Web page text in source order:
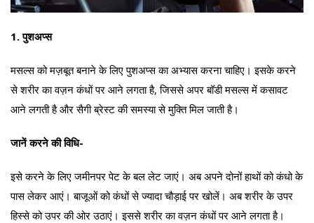
1. पुशअप्स
मसल्स को मज़बूत बनाने के लिए पुशअप्स का अभ्यास करना चाहिए। इसके करने
से शरीर का वज़न कंधों पर आने लगता है, जिससे अपर बॉडी मसल्स में कसावट
आने लगती है और सैगी ब्रेस्ट की समस्या से मुक्ति मिल जाती है।
जानें करने की विधि-
इसे करने के लिए जमीनपर पेट के बल लेट जाएं। अब अपने दोनों हाथों को कंधो के
पास लेकर आएं। बाजूओं को कंधों से ज्यादा चौड़ाई पर खोलें। अब शरीर के उपर
हिस्से को उपर की ओर उठाएं। इससे शरीर का वज़न कंधों पर आने लगता है।